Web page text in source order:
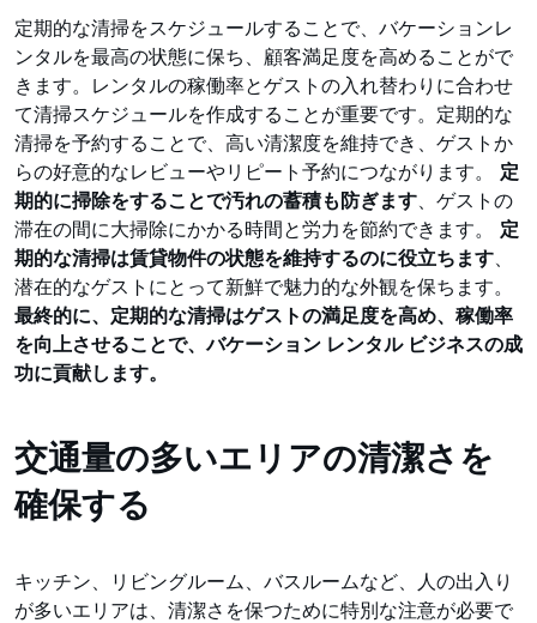
定期的な清掃をスケジュールすることで、バケーションレ
ンタルを最高の状態に保ち、顧客満足度を高めることがで
きます。レンタルの稼働率とゲストの入れ替わりに合わせ
て清掃スケジュールを作成することが重要です。定期的な
清掃を予約することで、高い清潔度を維持でき、ゲストか
らの好意的なレビューやリピート予約につながります。 定
期的に掃除をすることで汚れの蓄積も防ぎます 、ゲストの
滞在の間に大掃除にかかる時間と労力を節約できます。 定
期的な清掃は賃貸物件の状態を維持するのに役立ちます
潜在的なゲストにとって新鮮で魅力的な外観を保ちます。
最終的に、定期的な清掃はゲストの満足度を高め、稼働率
を向上させることで、バケーション レンタル ビジネスの成
功に貢献します。
交通量の多いエリアの清潔さを
確保する
キッチン、リビングルーム、バスルームなど、人の出入り
が多いエリアは、清潔さを保つために特別な注意が必要で